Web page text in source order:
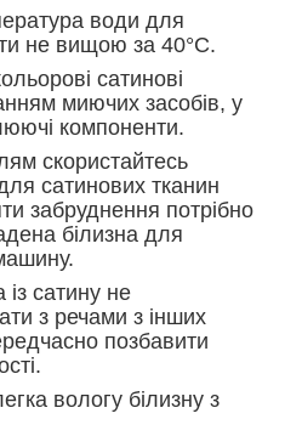
води для
не вищою за 40°С.
сатинові
миючих засобів, у
компоненти.
скористайтесь
сатинових тканин
забруднення потрібно
білизна для
із сатину не
з речами з інших
позбавити
вологу білизну з